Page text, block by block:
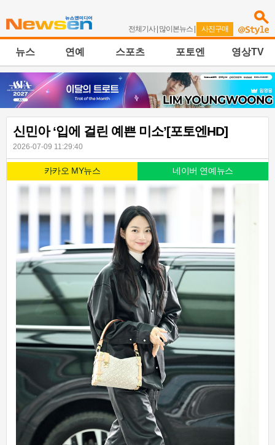
전체기사| 많이본뉴스 | 사진구매
뉴스 연예 스포츠 포토엔 영상TV
신민아 ‘입에 걸린 예쁜 미소’[포토엔HD]
2026-07-09 11:29:40
카카오 MY뉴스 네이버 연예뉴스